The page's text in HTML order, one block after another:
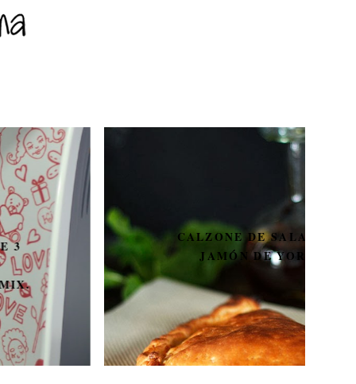
CALZONE DE SALAMI Y
JAMÓN DE YORK